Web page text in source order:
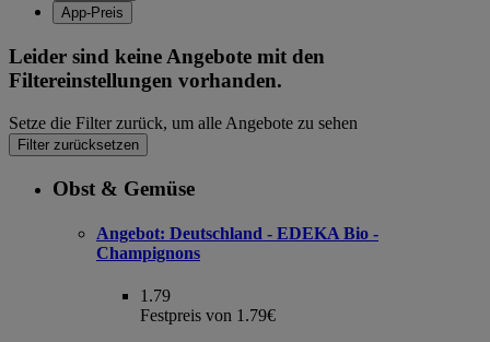
App-Preis
Leider sind keine Angebote mit den
Filtereinstellungen vorhanden.
Setze die Filter zurück, um alle Angebote zu sehen
Filter zurücksetzen
Obst & Gemüse
Angebot: Deutschland - EDEKA Bio -
Champignons
1.79
Festpreis von 1.79€